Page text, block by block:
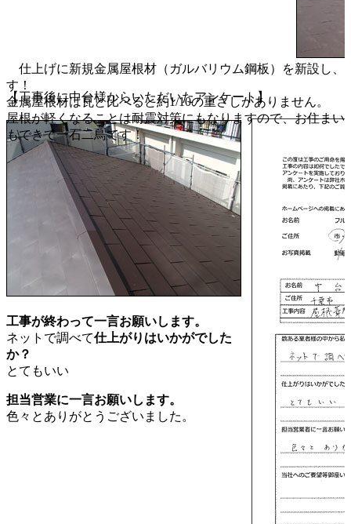
仕上げに新規金属屋根材（ガルバリウム鋼板）を新設し、
す！
金属屋根材は瓦と比べると約1/10の重さしかありません。
屋根が軽くなることは耐震対策にもなりますので、お住ま
もできて一石二鳥です！
【工事後に中台様からいただいたアンケート】
工事が終わって一言お願いします。
ネットで調べて仕上がりはいかがでした
か？
とてもいい
担当営業に一言お願いします。
色々とありがとうございました。